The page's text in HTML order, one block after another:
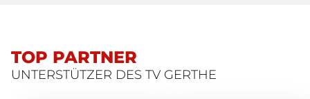
TOP PARTNER
UNTERSTÜTZER DES TV GERTHE